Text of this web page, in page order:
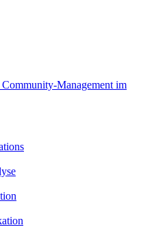
Community-Management im